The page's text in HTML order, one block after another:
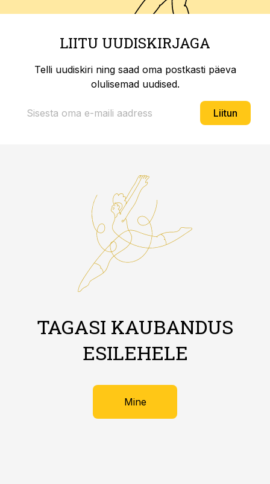
LIITU UUDISKIRJAGA
Telli uudiskiri ning saad oma postkasti päeva
olulisemad uudised.
Liitun
TAGASI KAUBANDUS
ESILEHELE
Mine